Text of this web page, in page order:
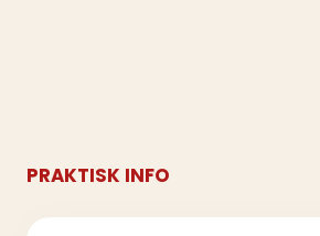
PRAKTISK INFO